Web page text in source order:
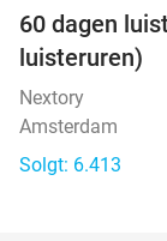
60 dagen
luisteruren)
Nextory
Amsterdam
Solgt: 6.413